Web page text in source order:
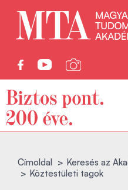
Címoldal
Keresés az
Köztestületi tagok